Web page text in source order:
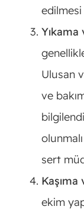
Yıkama
Ulusan
ve
sert
ekim